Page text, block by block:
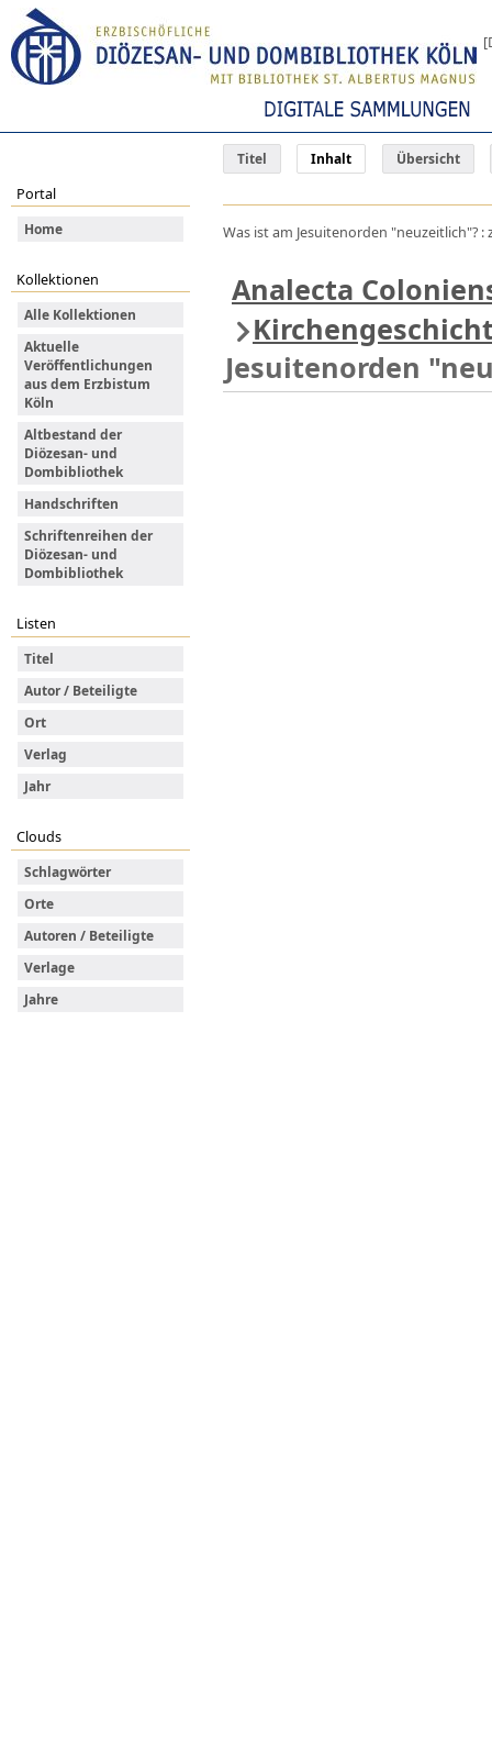
Titel Inhalt Übersicht
Portal
Home
Kollektionen
Alle Kollektionen
Aktuelle
Veröffentlichungen
aus dem Erzbistum
Köln
Altbestand der
Diözesan- und
Dombibliothek
Handschriften
Schriftenreihen der
Diözesan- und
Dombibliothek
Listen
Titel
Autor / Beteiligte
Ort
Verlag
Jahr
Clouds
Schlagwörter
Orte
Autoren / Beteiligte
Verlage
Jahre
Was ist am Jesuitenorden "neuzeitlich"?
Analecta
Jesuitenorden